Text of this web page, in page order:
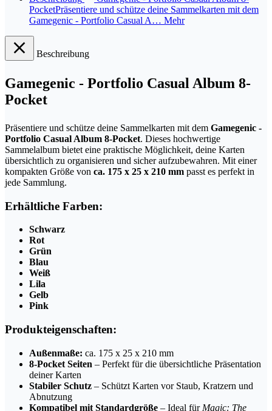
PocketPräsentiere und schütze deine Sammelkarten mit dem
Gamegenic - Portfolio Casual A… Mehr
Beschreibung
Gamegenic - Portfolio Casual Album 8-
Pocket
Präsentiere und schütze deine Sammelkarten mit dem Gamegenic -
Portfolio Casual Album 8-Pocket. Dieses hochwertige
Sammelalbum bietet eine praktische Möglichkeit, deine Karten
übersichtlich zu organisieren und sicher aufzubewahren. Mit einer
kompakten Größe von ca. 175 x 25 x 210 mm passt es perfekt in
jede Sammlung.
Erhältliche Farben:
Schwarz
Rot
Grün
Blau
Weiß
Lila
Gelb
Pink
Produkteigenschaften:
Außenmaße: ca. 175 x 25 x 210 mm
8-Pocket Seiten – Perfekt für die übersichtliche Präsentation
deiner Karten
Stabiler Schutz – Schützt Karten vor Staub, Kratzern und
Abnutzung
Kompatibel mit Standardgröße – Ideal für Magic: The